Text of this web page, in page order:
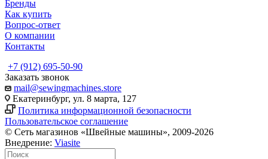
Бренды
Как купить
Вопрос-ответ
О компании
Контакты
+7 (912) 695-50-90
Заказать звонок
mail@sewingmachines.store
Екатеринбург, ул. 8 марта, 127
Политика информационной безопасности
Пользовательское соглашение
© Сеть магазинов «Швейные машины», 2009-2026
Внедрение: Viasite